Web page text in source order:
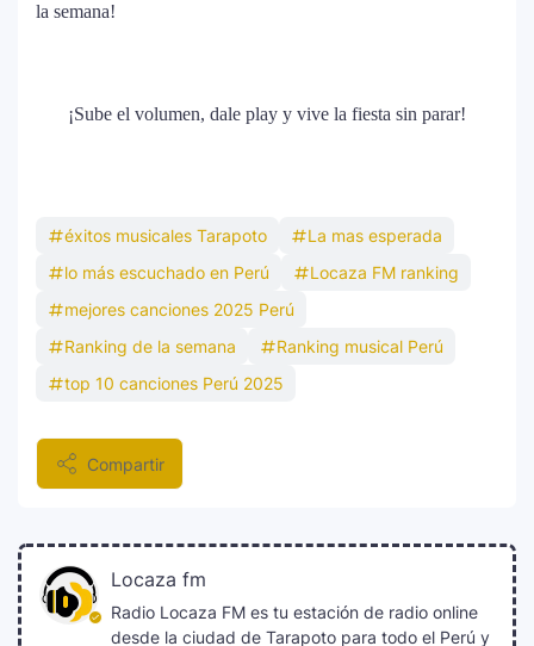
la semana!
¡Sube el volumen, dale play y vive la fiesta sin parar!
éxitos musicales Tarapoto
La mas esperada
lo más escuchado en Perú
Locaza FM ranking
mejores canciones 2025 Perú
Ranking de la semana
Ranking musical Perú
top 10 canciones Perú 2025
Compartir
Locaza fm
Radio Locaza FM es tu estación de radio online
desde la ciudad de Tarapoto para todo el Perú y